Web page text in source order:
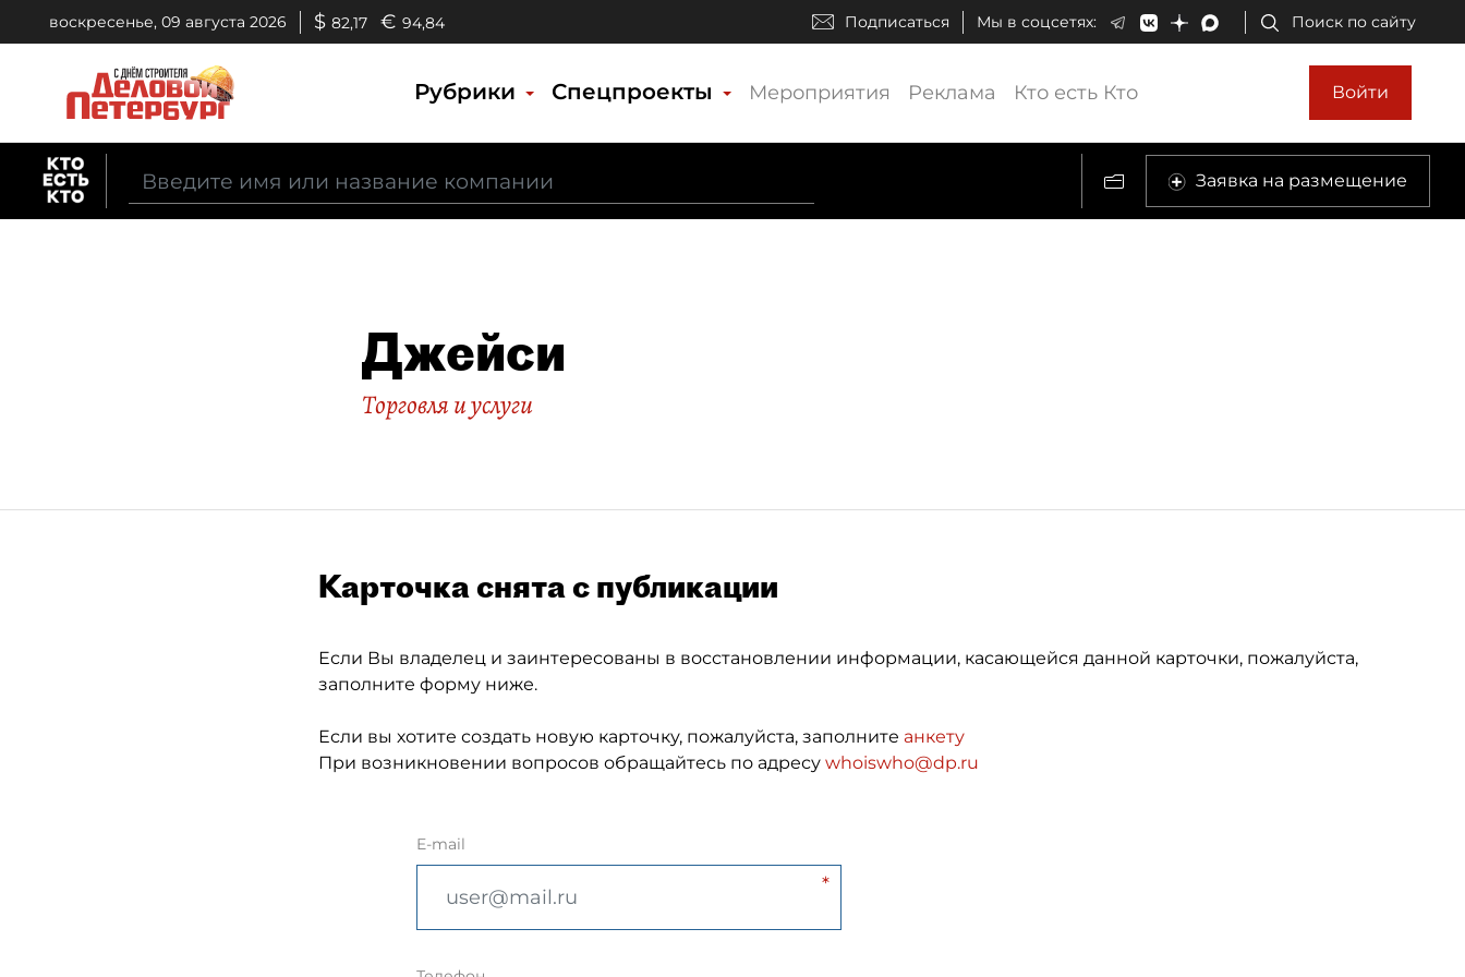
воскресенье, 09 августа 2026 $ 82,17 € 94,84 Подписаться Мы в соцсетях: Поиск по сайту
Рубрики Спецпроекты Мероприятия Реклама Кто есть Кто Войти
Заявка на размещение
Джейси
Торговля и услуги
Карточка снята с публикации
Если Вы владелец и заинтересованы в восстановлении информации, касающейся данной карточки, пожалуйста,
заполните форму ниже.
Если вы хотите создать новую карточку, пожалуйста, заполните анкету
При возникновении вопросов обращайтесь по адресу whoiswho@dp.ru
E-mail